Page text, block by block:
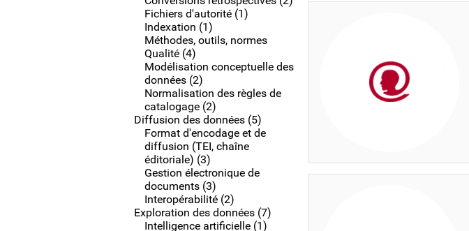
Fichiers d'autorité (1)
Indexation (1)
Méthodes, outils, normes
Qualité (4)
Modélisation conceptuelle des
données (2)
Normalisation des règles de
catalogage (2)
Diffusion des données (5)
Format d'encodage et de
diffusion (TEI, chaîne
éditoriale) (3)
Gestion électronique de
documents (3)
Interopérabilité (2)
Exploration des données (7)
Intelligence artificielle (1)